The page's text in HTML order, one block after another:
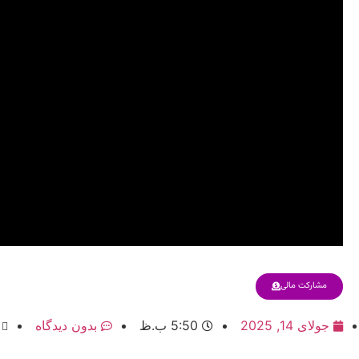
مشارکت مالی
جولای 14, 2025 5:50 ب.ظ بدون دیدگاه